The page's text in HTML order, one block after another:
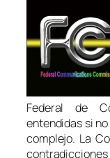
Federal de
entendidas si
complejo. La